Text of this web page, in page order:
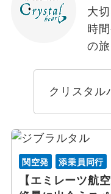
大
時
の
クリスタル
関空発 添乗員同行
【エミレーツ航